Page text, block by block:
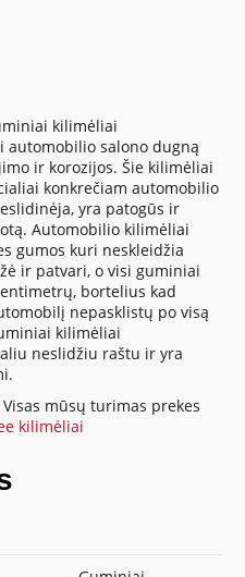
kilimėliai
salono dugną
ir korozijos. Šie kilimėliai
konkrečiam automobilio
yra patogūs ir
Automobilio kilimėliai
gumos kuri neskleidžia
ir patvari, o visi guminiai
bortelius kad
nepasklistų po visą
kilimėliai
neslidžiu raštu ir yra
mūsų turimas prekes
kilimėliai